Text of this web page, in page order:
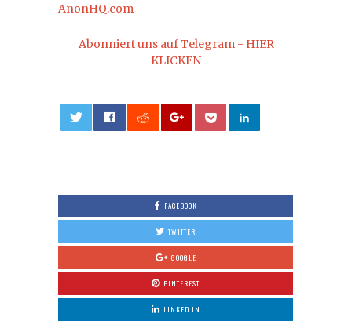
AnonHQ.com
Abonniert uns auf Telegram - HIER
KLICKEN
FACEBOOK
TWITTER
GOOGLE
PINTEREST
LINKED IN